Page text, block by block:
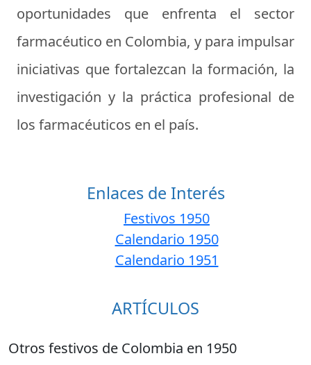
oportunidades que enfrenta el sector
farmacéutico en Colombia, y para impulsar
iniciativas que fortalezcan la formación, la
investigación y la práctica profesional de
los farmacéuticos en el país.
Enlaces de Interés
Festivos 1950
Calendario 1950
Calendario 1951
ARTÍCULOS
Otros festivos de Colombia en 1950